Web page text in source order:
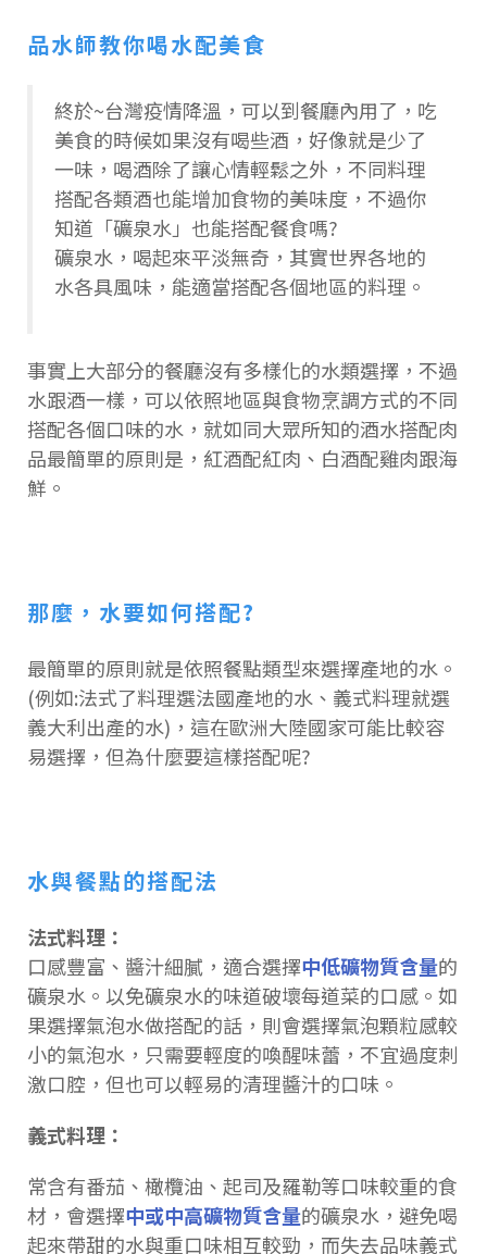
品水師教你喝水配美食
終於~台灣疫情降溫，可以到餐廳內用了，吃
美食的時候如果沒有喝些酒，好像就是少了
一味，喝酒除了讓心情輕鬆之外，不同料理
搭配各類酒也能增加食物的美味度，不過你
知道「礦泉水」也能搭配餐食嗎?
礦泉水，喝起來平淡無奇，其實世界各地的
水各具風味，能適當搭配各個地區的料理。
事實上大部分的餐廳沒有多樣化的水類選擇，不過
水跟酒一樣，可以依照地區與食物烹調方式的不同
搭配各個口味的水，就如同大眾所知的酒水搭配肉
品最簡單的原則是，紅酒配紅肉、白酒配雞肉跟海
鮮。
那麼，水要如何搭配?
最簡單的原則就是依照餐點類型來選擇產地的水。
(例如:法式了料理選法國產地的水、義式料理就選
義大利出產的水)，這在歐洲大陸國家可能比較容
易選擇，但為什麼要這樣搭配呢?
水與餐點的搭配法
法式料理：
口感豐富、醬汁細膩，適合選擇中低礦物質含量的
礦泉水。以免礦泉水的味道破壞每道菜的口感。如
果選擇氣泡水做搭配的話，則會選擇氣泡顆粒感較
小的氣泡水，只需要輕度的喚醒味蕾，不宜過度刺
激口腔，但也可以輕易的清理醬汁的口味。
義式料理：
常含有番茄、橄欖油、起司及羅勒等口味較重的食
材，會選擇中或中高礦物質含量的礦泉水，避免喝
起來帶甜的水與重口味相互較勁，而失去品味義式